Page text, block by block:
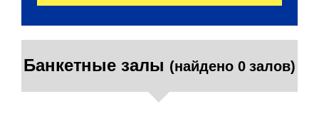
Банкетные залы (найдено 0 залов)